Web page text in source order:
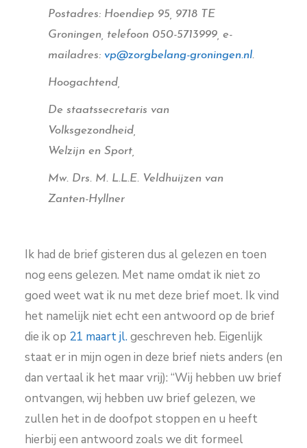
Postadres: Hoendiep 95, 9718 TE
Groningen, telefoon 050-5713999, e-
mailadres: vp@zorgbelang-groningen.nl.
Hoogachtend,
De staatssecretaris van
Volksgezondheid,
Welzijn en Sport,
Mw. Drs. M. L.L.E. Veldhuijzen van
Zanten-Hyllner
Ik had de brief gisteren dus al gelezen en toen
nog eens gelezen. Met name omdat ik niet zo
goed weet wat ik nu met deze brief moet. Ik vind
het namelijk niet echt een antwoord op de brief
die ik op 21 maart jl.geschreven heb. Eigenlijk
staat er in mijn ogen in deze brief niets anders (en
dan vertaal ik het maar vrij): “Wij hebben uw brief
ontvangen, wij hebben uw brief gelezen, we
zullen het in de doofpot stoppen en u heeft
hierbij een antwoord zoals we dit formeel